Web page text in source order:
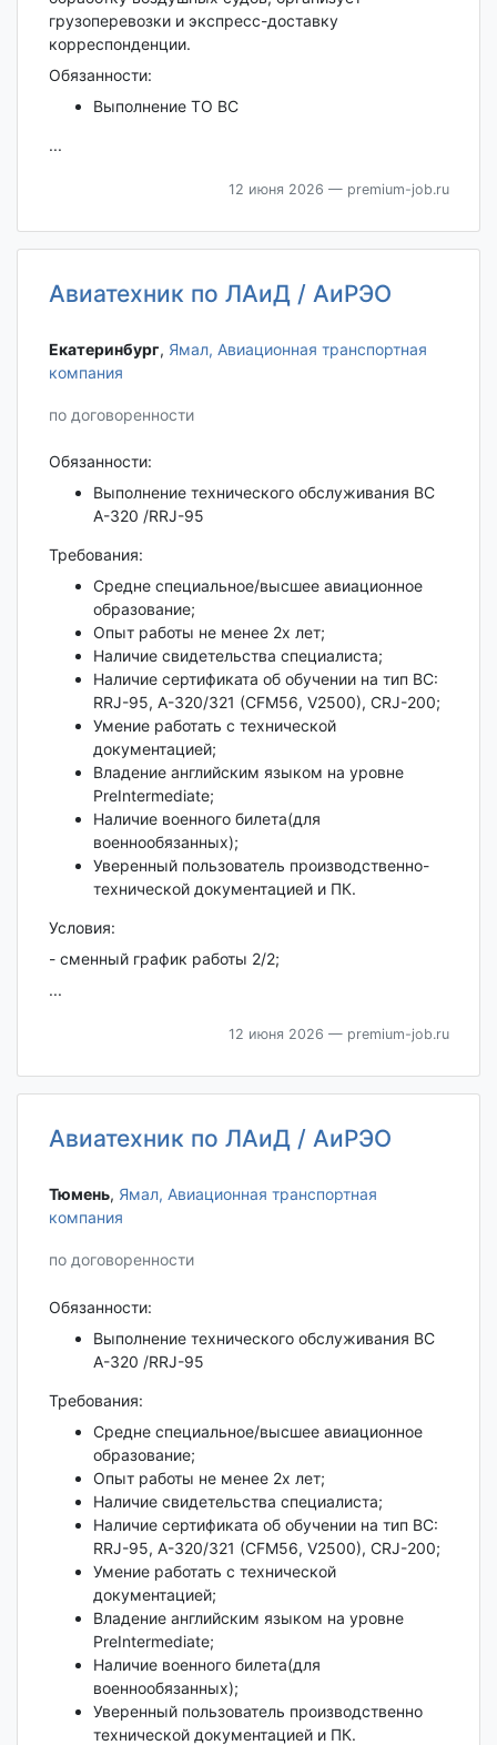
грузоперевозки и экспресс-доставку
корреспонденции.
Обязанности:
Выполнение ТО ВС
...
12 июня 2026 — premium-job.ru
Авиатехник по ЛАиД / АиРЭО
Екатеринбург‎, Ямал, Авиационная транспортная
компания
по договоренности
Обязанности:
Выполнение технического обслуживания ВС
А-320 /RRJ-95
Требования:
Средне специальное/высшее авиационное
образование;
Опыт работы не менее 2х лет;
Наличие свидетельства специалиста;
Наличие сертификата об обучении на тип ВС:
RRJ-95, A-320/321 (CFM56, V2500), CRJ-200;
Умение работать с технической
документацией;
Владение английским языком на уровне
PreIntermediate;
Наличие военного билета(для
военнообязанных);
Уверенный пользователь производственно-
технической документацией и ПК.
Условия:
- сменный график работы 2/2;
...
12 июня 2026 — premium-job.ru
Авиатехник по ЛАиД / АиРЭО
Тюмень‎, Ямал, Авиационная транспортная
компания
по договоренности
Обязанности:
Выполнение технического обслуживания ВС
А-320 /RRJ-95
Требования:
Средне специальное/высшее авиационное
образование;
Опыт работы не менее 2х лет;
Наличие свидетельства специалиста;
Наличие сертификата об обучении на тип ВС:
RRJ-95, A-320/321 (CFM56, V2500), CRJ-200;
Умение работать с технической
документацией;
Владение английским языком на уровне
PreIntermediate;
Наличие военного билета(для
военнообязанных);
Уверенный пользователь производственно
технической документацией и ПК.